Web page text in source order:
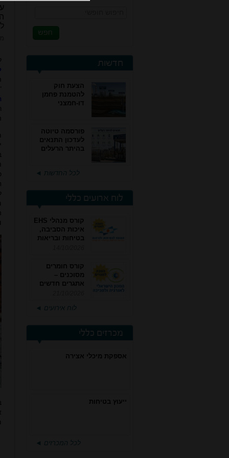
חדשות
הצעת חוק
להטמנת פחמן
דו-חמצני
פורסמה טיוטה
לעדכון התנאים
בהיתר הרעלים
לכל החדשות ◄
לוח ארועים כללי
קורס מנהלי EHS
איכות הסביבה,
בטיחות ובריאות
קורס חומרים
מסוכנים –
אתגרים חדשים
מחזור 4
לוח אירועים ◄
מכרזים כללי
אספקת מיכלי אצירה
ייעוץ בטיחות
לכל המכרזים ◄